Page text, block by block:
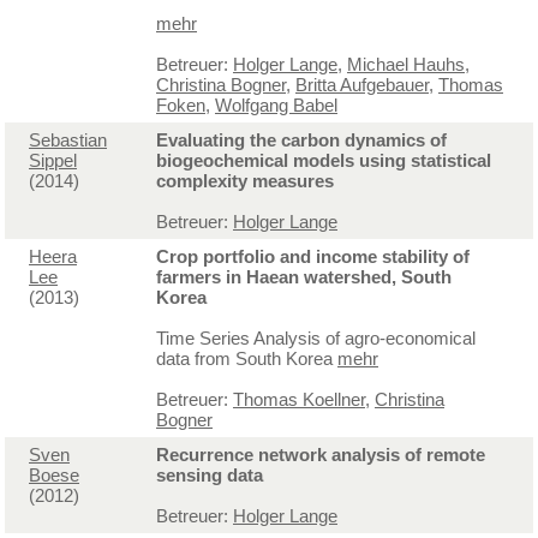
mehr
Betreuer: Holger Lange, Michael Hauhs,
Christina Bogner, Britta Aufgebauer, Thomas
Foken, Wolfgang Babel
Sebastian
Sippel
(2014)
Evaluating the carbon dynamics of
biogeochemical models using statistical
complexity measures
Betreuer: Holger Lange
Heera
Lee
(2013)
Crop portfolio and income stability of
farmers in Haean watershed, South
Korea
Time Series Analysis of agro-economical
data from South Korea mehr
Betreuer: Thomas Koellner, Christina
Bogner
Sven
Boese
(2012)
Recurrence network analysis of remote
sensing data
Betreuer: Holger Lange